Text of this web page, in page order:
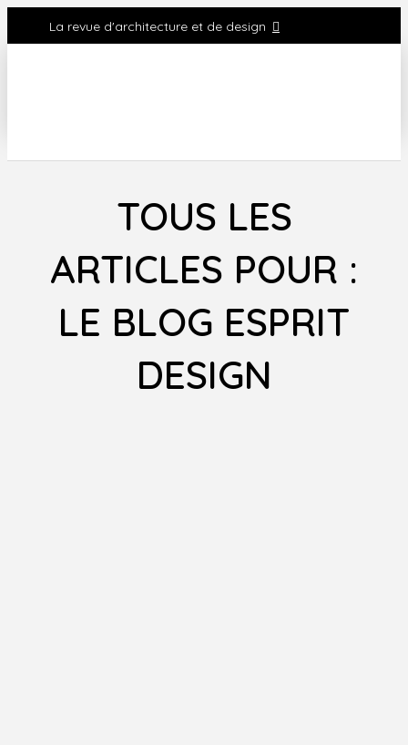
La revue d'architecture et de design
TOUS LES
ARTICLES POUR :
LE BLOG ESPRIT
DESIGN